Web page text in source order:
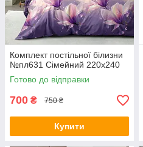
Комплект постільної білизни
№пл631 Сімейний 220х240
Готово до відправки
700 ₴ 750 ₴
Купити